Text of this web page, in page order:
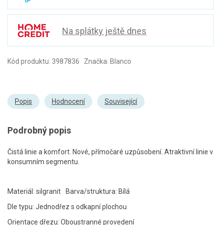
Na splátky ještě dnes
Kód produktu: 3987836 Značka: Blanco
Popis Hodnocení Související
Podrobný popis
Čistá linie a komfort. Nové, přímočaré uzpůsobení. Atraktivní linie v
konsumním segmentu.
Materiál: silgranit
Barva/struktura: Bílá
Dle typu: Jednodřez s odkapní plochou
Orientace dřezu: Oboustranné provedení